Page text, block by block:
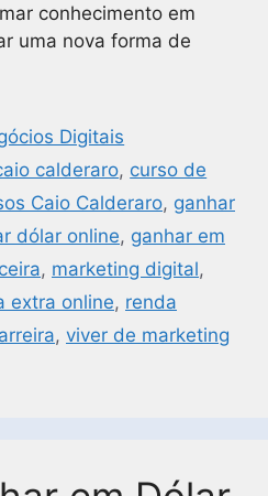
conhecimento em
uma nova forma de
Digitais
calderaro, curso de
Caio Calderaro, ganhar
dólar online, ganhar em
, marketing digital,
extra online, renda
, viver de marketing